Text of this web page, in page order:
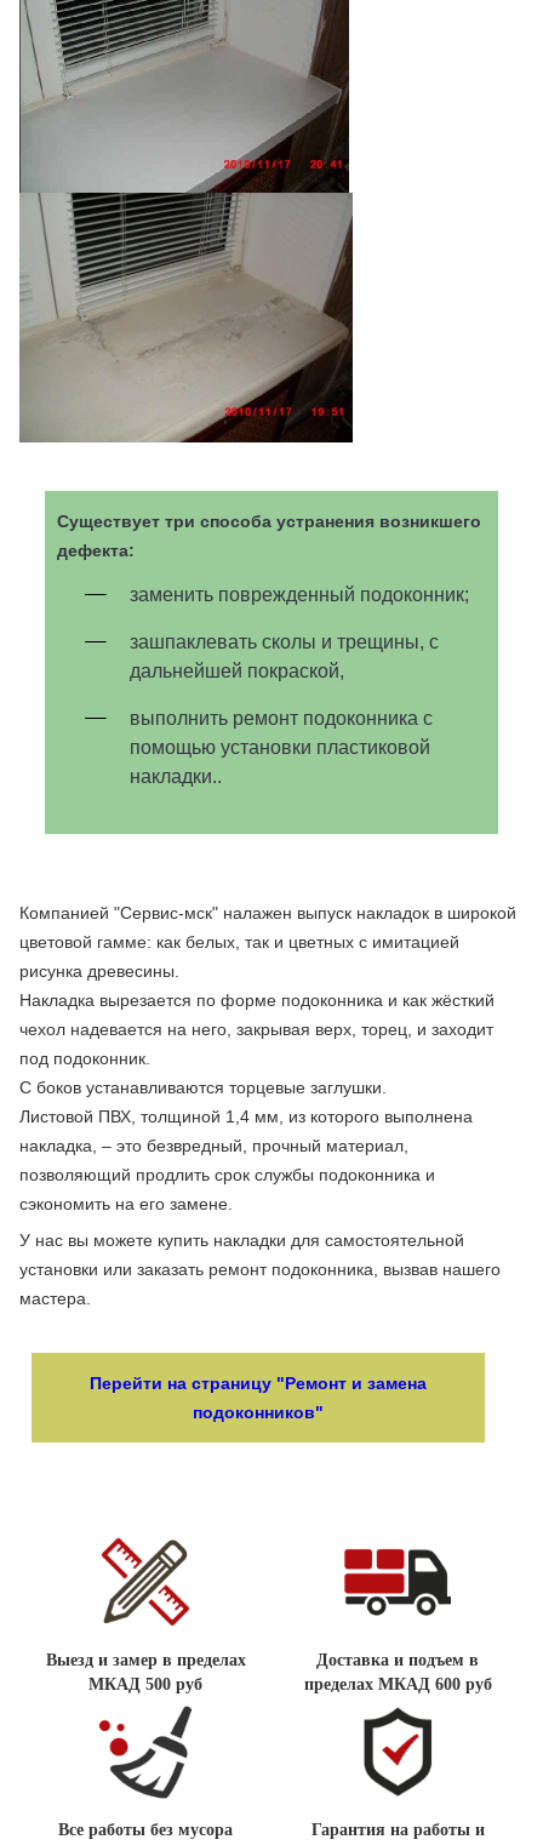
Существует три способа устранения возникшего
дефекта:
заменить поврежденный подоконник;
зашпаклевать сколы и трещины, с
дальнейшей покраской,
выполнить ремонт подоконника с
помощью установки пластиковой
накладки..
Компанией "Сервис-мск" налажен выпуск накладок в широкой
цветовой гамме: как белых, так и цветных с имитацией
рисунка древесины.
Накладка вырезается по форме подоконника и как жёсткий
чехол надевается на него, закрывая верх, торец, и заходит
под подоконник.
С боков устанавливаются торцевые заглушки.
Листовой ПВХ, толщиной 1,4 мм, из которого выполнена
накладка, – это безвредный, прочный материал,
позволяющий продлить срок службы подоконника и
сэкономить на его замене.
У нас вы можете купить накладки для самостоятельной
установки или заказать ремонт подоконника, вызвав нашего
мастера.
Перейти на страницу "Ремонт и замена
подоконников"
Выезд и замер в пределах
МКАД 500 руб
Доставка и подъем в
пределах МКАД 600 руб
Все работы без мусора Гарантия на работы и